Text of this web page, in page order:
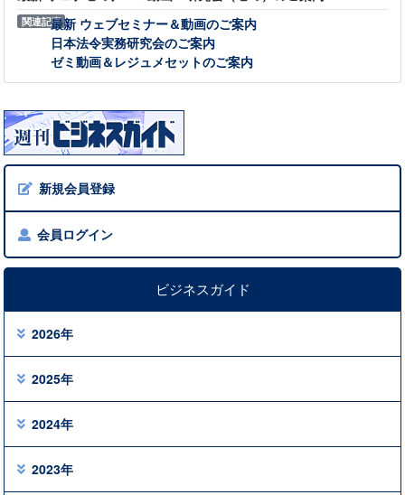
関連記事最新 ウェブセミナー＆動画のご案内
日本法令実務研究会のご案内
ゼミ動画＆レジュメセットのご案内
新規会員登録
会員ログイン
ビジネスガイド
2026年
2025年
2024年
2023年